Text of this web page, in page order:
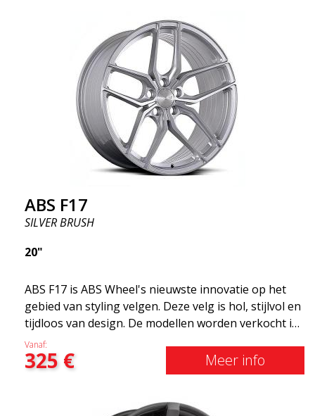
geven. Dit staat in relatie tot wat je ervoor moet
betalen. De geavanceerde productietechnologie
Flow Forming betekent dat de velgen zowel sterker
als lichter zijn dan gewone aluminium wielen. Dit
merk je bij het rijden met het ABS F18. We zijn er
trots op dat we ze in het assortiment hebben!
ABS F17
SILVER BRUSH
20"
ABS F17 is ABS Wheel's nieuwste innovatie op het
gebied van styling velgen. Deze velg is hol, stijlvol en
tijdloos van design. De modellen worden verkocht in
verschillende maten, waaronder 19x8.5, 19x9.5 en
20x8.5 &20x10 en 20x11. Hoe breder de velg, hoe
dieper het resultaat dat je krijgt. ABS F17 is een Flow
wat betekent dat deze een hogere kwaliteit, minder
Vanaf:
325€ Meer info